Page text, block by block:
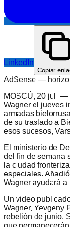
LinkedIn
Copiar
AdSense —
MOSCÚ, 20 jul —
Wagner el jueves
armadas
de su traslado a
esos sucesos,
El ministerio de
del fin de semana
la ciudad
especiales.
Wagner ayudará a
Un video
Wagner, Yevgeny
rebelión de junio.
que